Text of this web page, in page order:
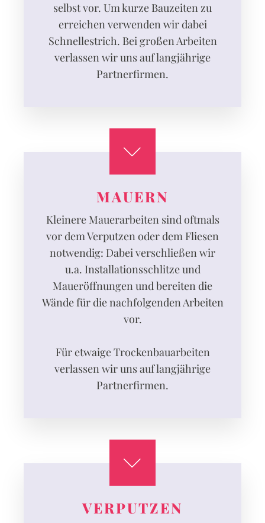
selbst vor. Um kurze Bauzeiten zu
erreichen verwenden wir dabei
Schnellestrich. Bei großen Arbeiten
verlassen wir uns auf langjährige
Partnerfirmen.
MAUERN
Kleinere Mauerarbeiten sind oftmals
vor dem Verputzen oder dem Fliesen
notwendig: Dabei verschließen wir
u.a. Installationsschlitze und
Maueröffnungen und bereiten die
Wände für die nachfolgenden Arbeiten
vor.
Für etwaige Trockenbau­arbeiten
verlassen wir uns auf langjährige
Partnerfirmen.
VERPUTZEN